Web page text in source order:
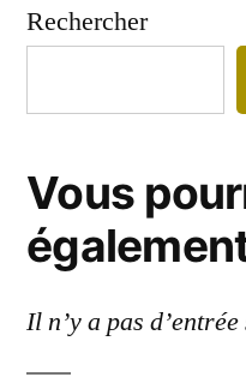
Rechercher
Vous
Il n’y a pas